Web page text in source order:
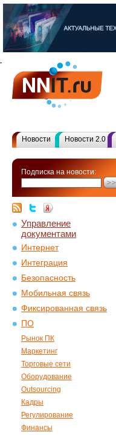
Новости Новости 2.0
Подписка на новости:
Управление
документами
Интернет
Интеграция
Безопасность
Мобильная связь
Фиксированная связь
ПО
Рынок ПК
Маркетинг
Торговые сети
Оборудование
Outsourcing
Кадры
Регулирование
Финансы